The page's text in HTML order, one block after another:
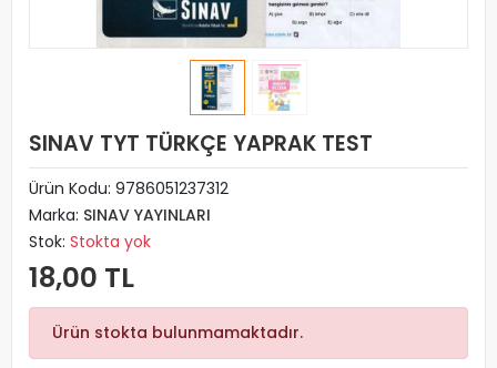
SINAV TYT TÜRKÇE YAPRAK TEST
Ürün Kodu: 9786051237312
Marka: SINAV YAYINLARI
Stok: Stokta yok
18,00 TL
Ürün stokta bulunmamaktadır.